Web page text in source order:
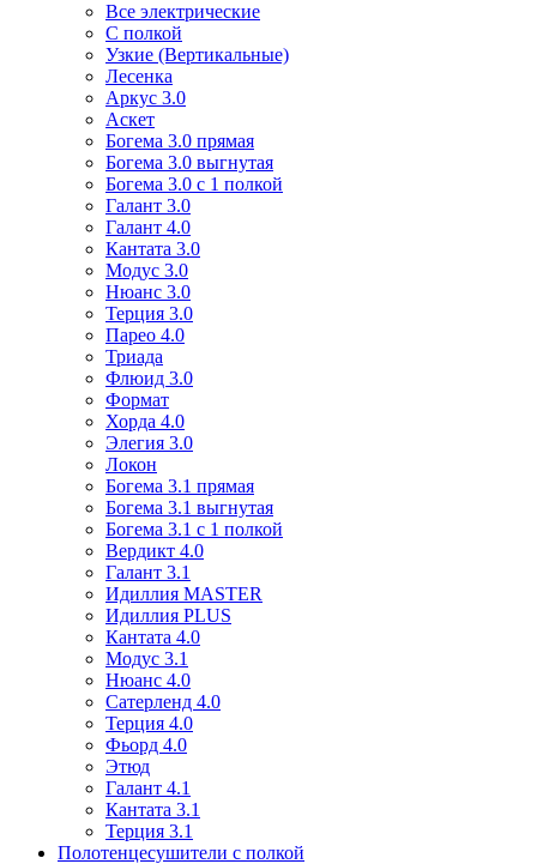
Все электрические
С полкой
Узкие (Вертикальные)
Лесенка
Аркус 3.0
Аскет
Богема 3.0 прямая
Богема 3.0 выгнутая
Богема 3.0 с 1 полкой
Галант 3.0
Галант 4.0
Кантата 3.0
Модус 3.0
Нюанс 3.0
Терция 3.0
Парео 4.0
Триада
Флюид 3.0
Формат
Хорда 4.0
Элегия 3.0
Локон
Богема 3.1 прямая
Богема 3.1 выгнутая
Богема 3.1 с 1 полкой
Вердикт 4.0
Галант 3.1
Идиллия MASTER
Идиллия PLUS
Кантата 4.0
Модус 3.1
Нюанс 4.0
Сатерленд 4.0
Терция 4.0
Фьорд 4.0
Этюд
Галант 4.1
Кантата 3.1
Терция 3.1
Полотенцесушители с полкой